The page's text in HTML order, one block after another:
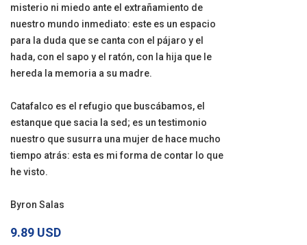
misterio ni miedo ante el extrañamiento de
nuestro mundo inmediato: este es un espacio
para la duda que se canta con el pájaro y el
hada, con el sapo y el ratón, con la hija que le
hereda la memoria a su madre.
Catafalco es el refugio que buscábamos, el
estanque que sacia la sed; es un testimonio
nuestro que susurra una mujer de hace mucho
tiempo atrás: esta es mi forma de contar lo que
he visto.
Byron Salas
9.89 USD